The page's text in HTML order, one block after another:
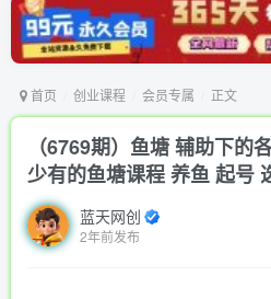
首页 创业课程 会员专属 正文
（6769期）鱼塘 辅助下的
少有的鱼塘课程 养鱼 起号
蓝天网创
2年前发布